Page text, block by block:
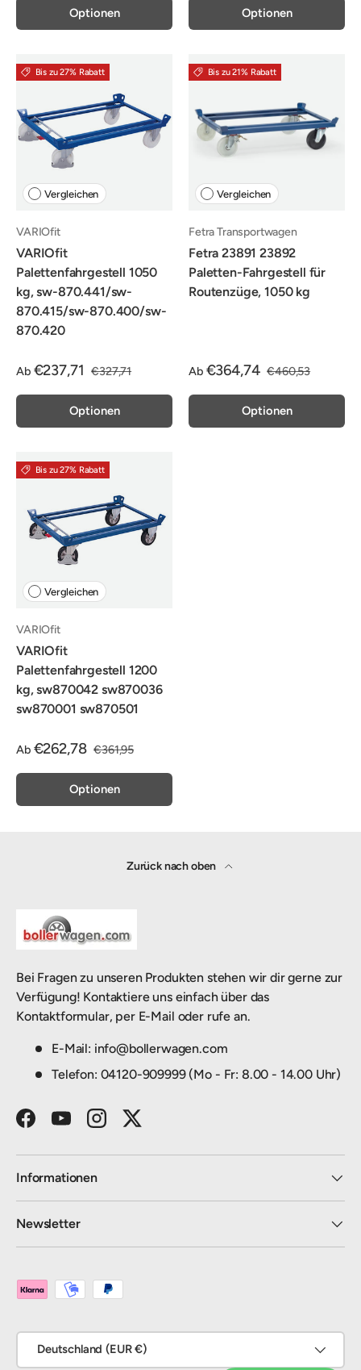
Optionen Optionen
Bis zu 27% Rabatt
Vergleichen
VARIOfit
VARIOfit
Palettenfahrgestell 1050
kg, sw-870.441/sw-
870.415/sw-870.400/sw-
870.420
Ab €237,71 €327,71
Optionen
Bis zu 21% Rabatt
Vergleichen
Fetra Transportwagen
Fetra 23891 23892
Paletten-Fahrgestell für
Routenzüge, 1050 kg
Ab €364,74 €460,53
Optionen
Bis zu 27% Rabatt
Vergleichen
VARIOfit
VARIOfit
Palettenfahrgestell 1200
kg, sw870042 sw870036
sw870001 sw870501
Ab €262,78 €361,95
Optionen
Zurück nach oben
Bei Fragen zu unseren Produkten stehen wir dir gerne zur
Verfügung! Kontaktiere uns einfach über das
Kontaktformular, per E-Mail oder rufe an.
E-Mail: info@bollerwagen.com
Telefon: 04120-909999 (Mo - Fr: 8.00 - 14.00 Uhr)
FacebookYouTubeInstagramTwitter
Informationen
Newsletter
Zahlungsmethoden
Deutschland (EUR €)